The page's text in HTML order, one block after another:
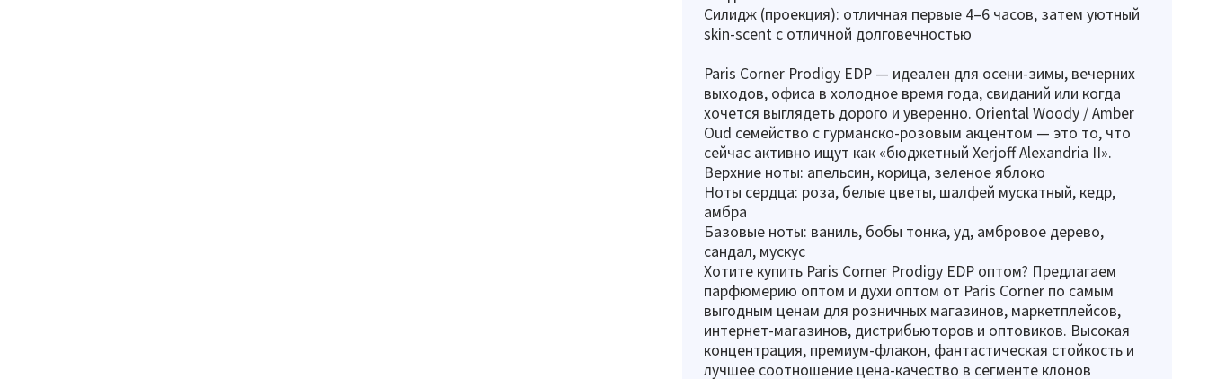
Силидж (проекция): отличная первые 4–6 часов, затем уютный
skin-scent с отличной долговечностью
Paris Corner Prodigy EDP — идеален для осени-зимы, вечерних
выходов, офиса в холодное время года, свиданий или когда
хочется выглядеть дорого и уверенно. Oriental Woody / Amber
Oud семейство с гурманско-розовым акцентом — это то, что
сейчас активно ищут как «бюджетный Xerjoff Alexandria II».
Верхние ноты: апельсин, корица, зеленое яблоко
Ноты сердца: роза, белые цветы, шалфей мускатный, кедр,
амбра
Базовые ноты: ваниль, бобы тонка, уд, амбровое дерево,
сандал, мускус
Хотите купить Paris Corner Prodigy EDP оптом? Предлагаем
парфюмерию оптом и духи оптом от Paris Corner по самым
выгодным ценам для розничных магазинов, маркетплейсов,
интернет-магазинов, дистрибьюторов и оптовиков. Высокая
концентрация, премиум-флакон, фантастическая стойкость и
лучшее соотношение цена-качество в сегменте клонов